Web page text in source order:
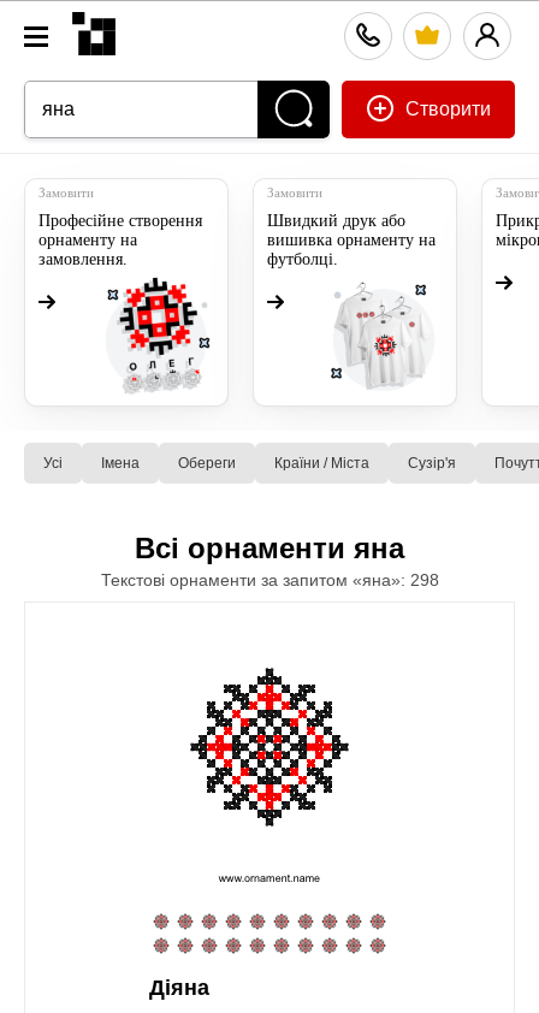
Створити
Замовити
Професійне створення
орнаменту на
замовлення.
Замовити
Швидкий друк або
вишивка орнаменту на
футболці.
Усі Імена Обереги Країни / Міста Сузiр'я
Всі орнаменти яна
Текстові орнаменти за запитом «яна»: 298
Діяна